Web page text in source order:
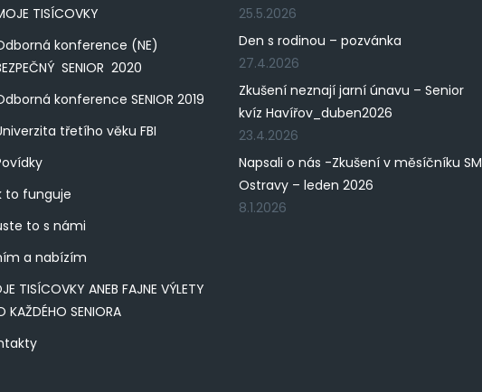
TISÍCOVKY
konference (NE)
SENIOR 2020
konference SENIOR 2019
třetího věku FBI
to funguje
to s námi
a nabízím
TISÍCOVKY ANEB FAJNE VÝLETY
KAŽDÉHO SENIORA
25.5.2026
Den s rodinou – pozvánka
27.4.2026
Zkušení neznají jarní únavu – Senior
kvíz Havířov_duben2026
23.4.2026
Napsali o nás -Zkušení v měsíčníku SM
Ostravy – leden 2026
8.1.2026